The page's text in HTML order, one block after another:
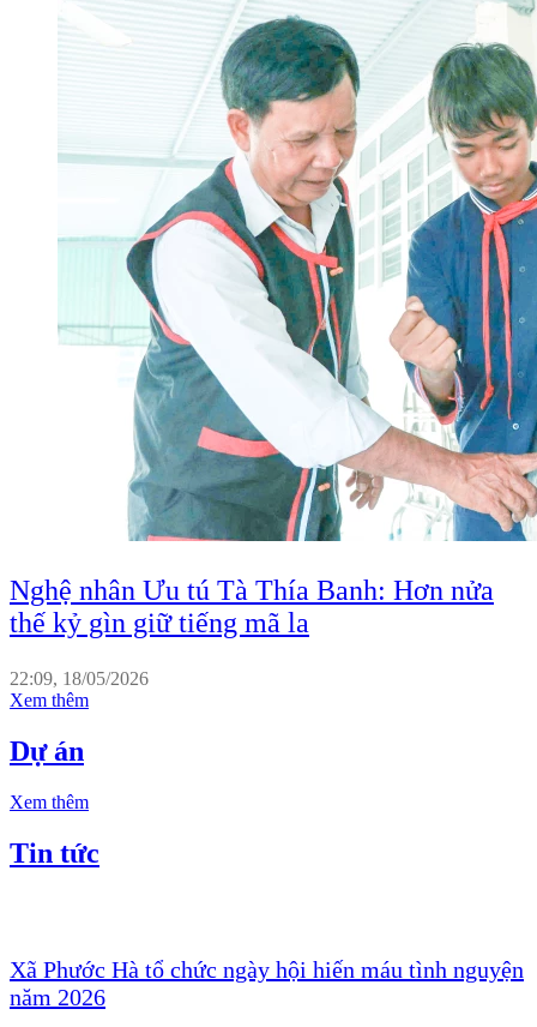
Nghệ nhân Ưu tú Tà Thía Banh: Hơn nửa
thế kỷ gìn giữ tiếng mã la
22:09, 18/05/2026
Xem thêm
Dự án
Xem thêm
Tin tức
Xã Phước Hà tổ chức ngày hội hiến máu tình nguyện
năm 2026